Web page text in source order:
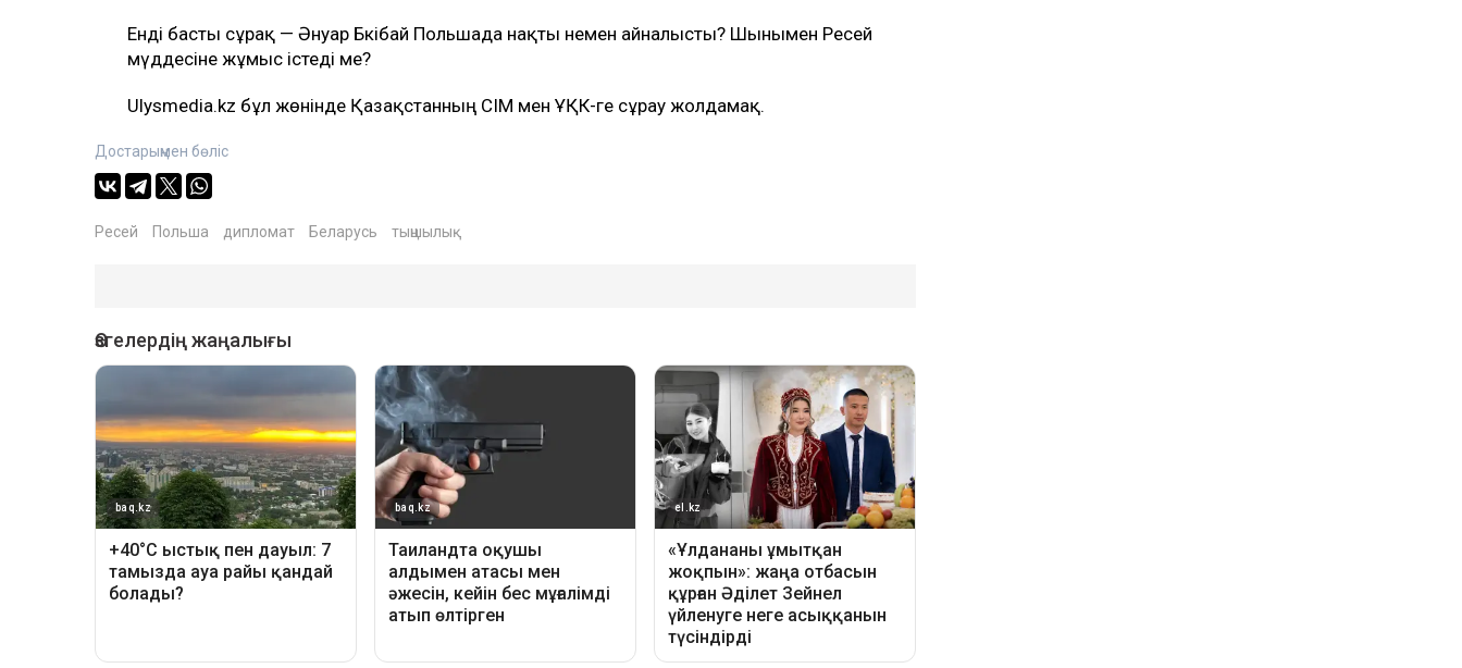
Енді басты сұрақ — Әнуар Бәкібай Польшада нақты немен айналысты? Шынымен Ресей
мүддесіне жұмыс істеді ме?
Ulysmedia.kz бұл жөнінде Қазақстанның СІМ мен ҰҚК-ге сұрау жолдамақ.
Достарыңмен бөліс
Ресей Польша дипломат Беларусь тыңшылық